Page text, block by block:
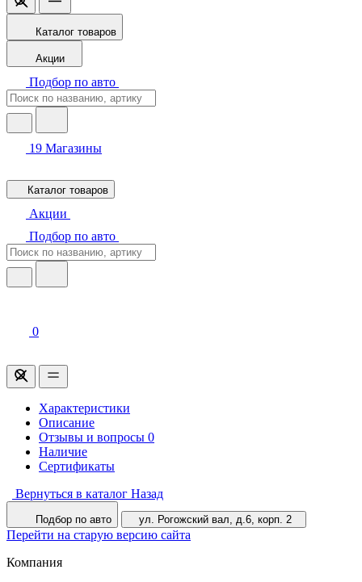
Каталог товаров
Акции
Подбор по авто
19 Магазины
Каталог товаров
Акции
Подбор по авто
0
Характеристики
Описание
Отзывы и вопросы 0
Наличие
Сертификаты
Вернуться в каталог Назад
Подбор по авто ул. Рогожский вал, д.6, корп. 2
Перейти на старую версию сайта
Компания